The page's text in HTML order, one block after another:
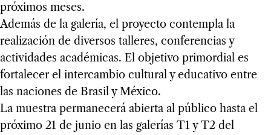
próximos meses.
Además de la galería, el proyecto contempla la
realización de diversos talleres, conferencias y
actividades académicas. El objetivo primordial es
fortalecer el intercambio cultural y educativo entre
las naciones de Brasil y México.
La muestra permanecerá abierta al público hasta el
próximo 21 de junio en las galerías T1 y T2 del